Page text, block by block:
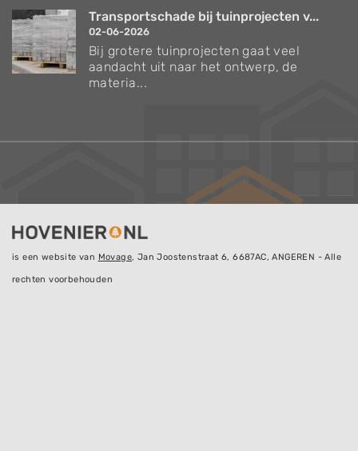
Transportschade bij tuinprojecten v...
02-06-2026
Bij grotere tuinprojecten gaat veel
aandacht uit naar het ontwerp, de
materia...
is een website van Movage, Jan Joostenstraat 6, 6687AC, ANGEREN - Alle
rechten voorbehouden